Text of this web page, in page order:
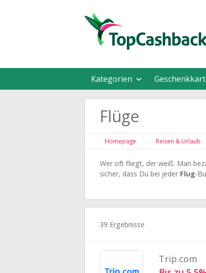
Kategorien
Flüge
Homepage Reisen & Urlaub
Wer oft fliegt, der weiß: Man
sicher, dass Du bei jeder Flug-
39 Ergebnisse
Trip.com